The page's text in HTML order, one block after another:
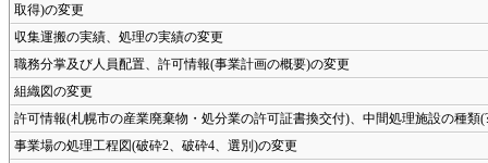
取得)の変更
収集運搬の実績、処理の実績の変更
職務分掌及び人員配置、許可情報(事業計画の概要)の変更
組織図の変更
許可情報(札幌市の産業廃棄物・処分業の許可証書換交付)、中間処理施設の種類
事業場の処理工程図(破砕2、破砕4、選別)の変更